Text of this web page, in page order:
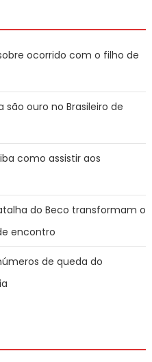
ocorrido com o filho de
são ouro no Brasileiro de
como assistir aos
do Beco transformam o
encontro
de queda do